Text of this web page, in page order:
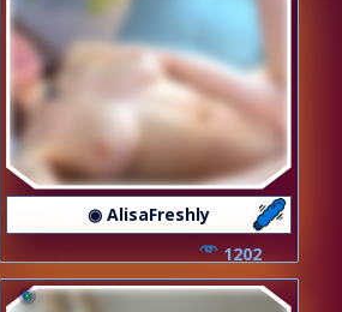
◉ AlisaFreshly
1202